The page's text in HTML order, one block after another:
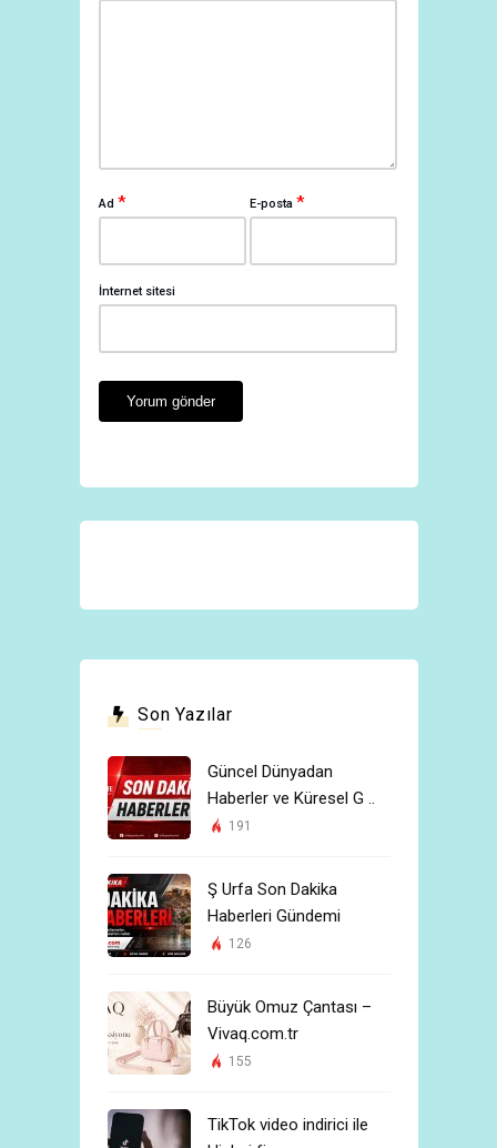
Ad * E-posta*
İnternet sitesi
Son Yazılar
Güncel Dünyadan
Haberler ve Küresel G ..
191
Ş Urfa Son Dakika
Haberleri Gündemi
126
Büyük Omuz Çantası –
Vivaq.com.tr
155
TikTok video indirici ile